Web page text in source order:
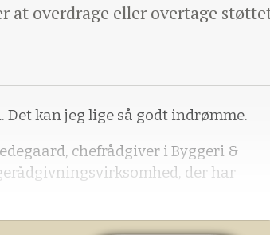
at overdrage eller overtage
Det kan jeg lige så godt indrømme.
chefrådgiver i Byggeri &
der har